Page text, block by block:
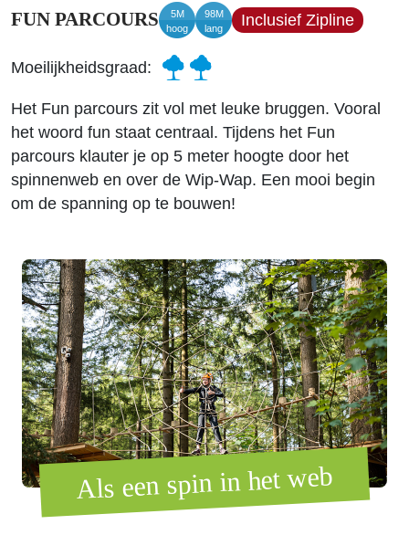
FUN PARCOURS
5M
hoog
98M
lang
Inclusief Zipline
Moeilijkheidsgraad:
Het Fun parcours zit vol met leuke bruggen. Vooral
het woord fun staat centraal. Tijdens het Fun
parcours klauter je op 5 meter hoogte door het
spinnenweb en over de Wip-Wap. Een mooi begin
om de spanning op te bouwen!
Als een spin in het web